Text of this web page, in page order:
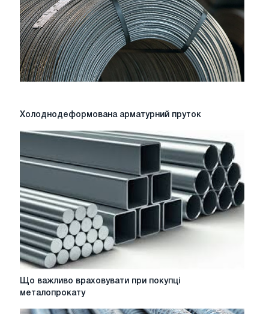
Холоднодеформована
пруток
Холоднодеформована арматурний пруток
Що
Що важливо враховувати при покупці
металопрокату